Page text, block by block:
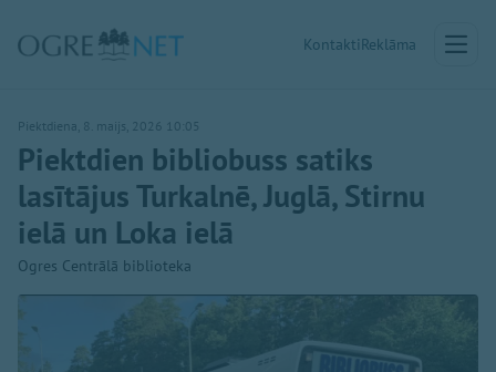
KontaktiReklāma
Piektdiena, 8. maijs, 2026 10:05
Piektdien bibliobuss satiks
lasītājus Turkalnē, Juglā, Stirnu
ielā un Loka ielā
Ogres Centrālā biblioteka